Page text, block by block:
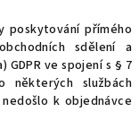
poskytování přímého
sdělení a
ve spojení s § 7
některých službách
k objednávce